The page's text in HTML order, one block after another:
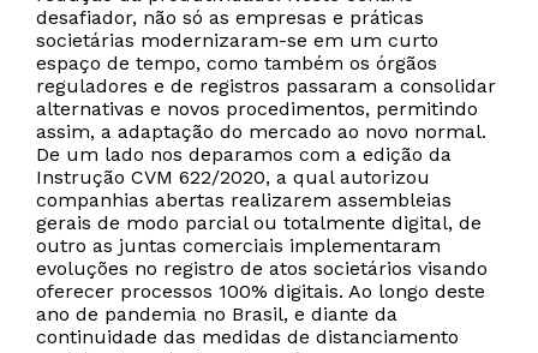
desafiador, não só as empresas e práticas
societárias modernizaram-se em um curto
espaço de tempo, como também os órgãos
reguladores e de registros passaram a consolidar
alternativas e novos procedimentos, permitindo
assim, a adaptação do mercado ao novo normal.
De um lado nos deparamos com a edição da
Instrução CVM 622/2020, a qual autorizou
companhias abertas realizarem assembleias
gerais de modo parcial ou totalmente digital, de
outro as juntas comerciais implementaram
evoluções no registro de atos societários visando
oferecer processos 100% digitais. Ao longo deste
ano de pandemia no Brasil, e diante da
continuidade das medidas de distanciamento